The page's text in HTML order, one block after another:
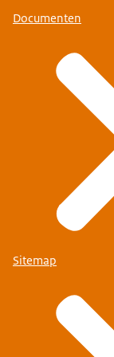
Documenten
Sitemap